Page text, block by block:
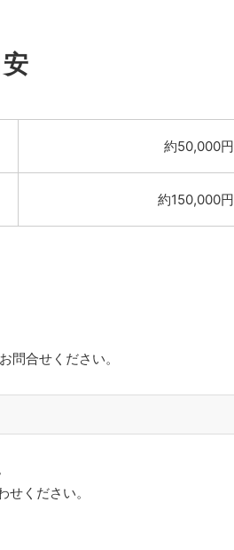
約50,000円
約150,000円
問合せください。
ください。